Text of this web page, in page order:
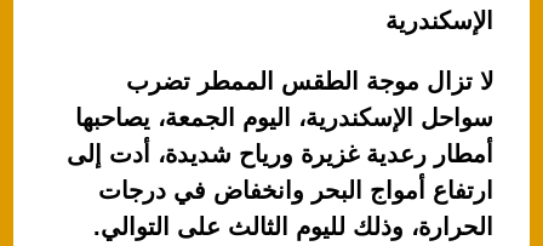
الإسكندرية
لا تزال موجة الطقس الممطر تضرب
سواحل الإسكندرية، اليوم الجمعة، يصاحبها
أمطار رعدية غزيرة ورياح شديدة، أدت إلى
ارتفاع أمواج البحر وانخفاض في درجات
الحرارة، وذلك لليوم الثالث على التوالي.